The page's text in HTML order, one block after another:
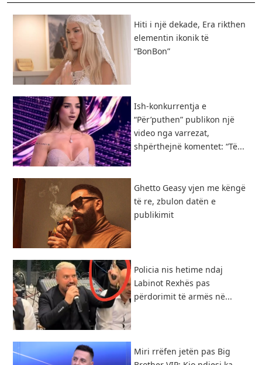
Hiti i një dekade, Era rikthen
elementin ikonik të
“BonBon”
Ish-konkurrentja e
“Për’puthen” publikon një
video nga varrezat,
shpërthejnë komentet: “Të...
Ghetto Geasy vjen me këngë
të re, zbulon datën e
publikimit
Policia nis hetime ndaj
Labinot Rexhës pas
përdorimit të armës në...
Miri rrëfen jetën pas Big